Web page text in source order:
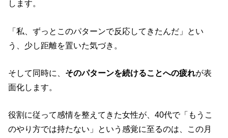
します。
「私、ずっとこのパターンで反応してきたんだ」とい
う、少し距離を置いた気づき。
そして同時に、 そのパターンを続けることへの疲れが表
面化します。
役割に従って感情を整えてきた女性が、40代で「もうこ
のやり方では持たない」という感覚に至るのは、この月